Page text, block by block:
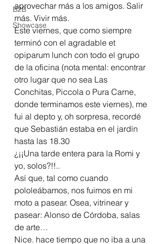
B2B
Showcase
aprovechar más a los amigos. Salir
más. Vivir más.
Este viernes, que como siempre
terminó con el agradable et
opiparum lunch con todo el grupo
de la oficina (nota mental: encontrar
otro lugar que no sea Las
Conchitas, Piccola o Pura Carne,
donde terminamos este viernes), me
fui al depto y, oh sorpresa, recordé
que Sebastián estaba en el jardín
hasta las 18.30
¿¡¡Una tarde entera para la Romi y
yo, solos?!!..
Así que, tal como cuando
pololeábamos, nos fuimos en mi
moto a pasear. Osea, vitrinear y
pasear: Alonso de Córdoba, salas
de arte…
Nice. hace tiempo que no iba a una